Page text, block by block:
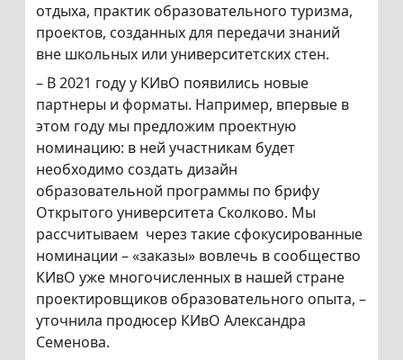
отдыха, практик образовательного туризма,
проектов, созданных для передачи знаний
вне школьных или университетских стен.
– В 2021 году у КИвО появились новые
партнеры и форматы. Например, впервые в
этом году мы предложим проектную
номинацию: в ней участникам будет
необходимо создать дизайн
образовательной программы по брифу
Открытого университета Сколково. Мы
рассчитываем через такие сфокусированные
номинации – «заказы» вовлечь в сообщество
КИвО уже многочисленных в нашей стране
проектировщиков образовательного опыта, –
уточнила продюсер КИвО Александра
Семенова.